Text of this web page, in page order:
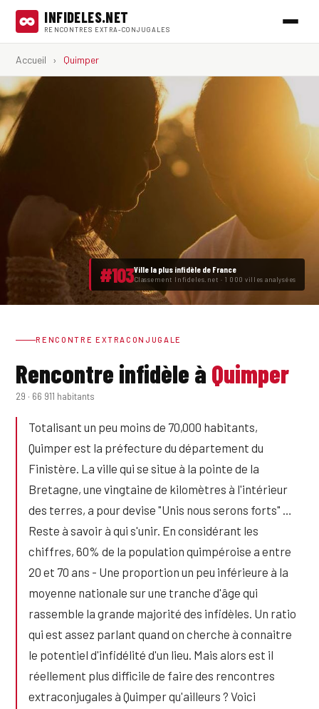
INFIDELES.NET
RENCONTRES EXTRA-CONJUGALES
Accueil › Quimper
#103Ville la plus infidèle de France
Classement Infideles.net · 1 000 villes analysées
RENCONTRE EXTRACONJUGALE
Rencontre infidèle à Quimper
29 · 66 911 habitants
Totalisant un peu moins de 70,000 habitants,
Quimper est la préfecture du département du
Finistère. La ville qui se situe à la pointe de la
Bretagne, une vingtaine de kilomètres à l'intérieur
des terres, a pour devise "Unis nous serons forts" …
Reste à savoir à qui s'unir. En considérant les
chiffres, 60% de la population quimpéroise a entre
20 et 70 ans - Une proportion un peu inférieure à la
moyenne nationale sur une tranche d'âge qui
rassemble la grande majorité des infidèles. Un ratio
qui est assez parlant quand on cherche à connaitre
le potentiel d'infidélité d'un lieu. Mais alors est il
réellement plus difficile de faire des rencontres
extraconjugales à Quimper qu'ailleurs ? Voici